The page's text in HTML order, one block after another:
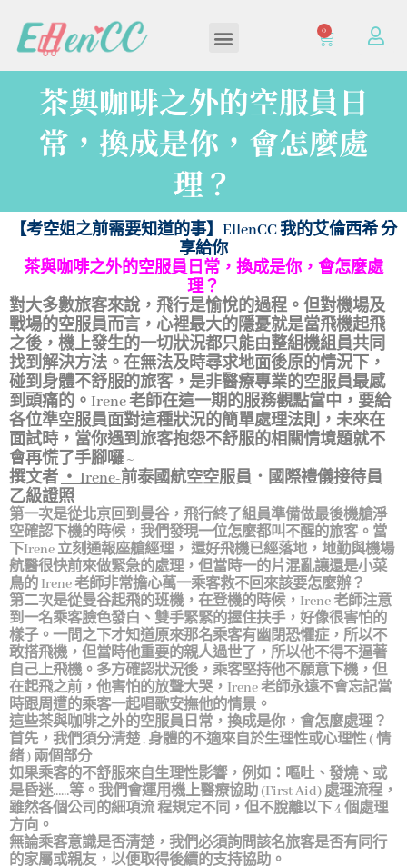
0
茶與咖啡之外的空服員日
常，換成是你，會怎麼處
理？
【考空姐之前需要知道的事】 EllenCC我的艾倫西希 分
享給你
茶與咖啡之外的空服員日常，換成是你，會怎麼處
理？
對大多數旅客來說，飛行是愉悅的過程。但對機場及
戰場的空服員而言，心裡最大的隱憂就是當飛機起飛
之後，機上發生的一切狀況都只能由整組機組員共同
找到解決方法。在無法及時尋求地面後原的情況下，
碰到身體不舒服的旅客，是非醫療專業的空服員最感
到頭痛的。Irene 老師在這一期的服務觀點當中，要給
各位準空服員面對這種狀況的簡單處理法則，未來在
面試時，當你遇到旅客抱怨不舒服的相關情境題就不
會再慌了手腳囉 ~
撰文者 ‧ Irene-前泰國航空空服員．國際禮儀接待員
乙級證照
第一次是從北京回到曼谷，飛行終了組員準備做最後機艙淨
空確認下機的時候，我們發現一位怎麼都叫不醒的旅客。當
下Irene 立刻通報座艙經理， 還好飛機已經落地，地勤與機場
航醫很快前來做緊急的處理，但當時一的片混亂讓還是小菜
鳥的 Irene 老師非常擔心萬一乘客救不回來該要怎麼辦？
第二次是從曼谷起飛的班機，在登機的時候，Irene 老師注意
到一名乘客臉色發白、雙手緊緊的握住扶手，好像很害怕的
樣子。一問之下才知道原來那名乘客有幽閉恐懼症，所以不
敢搭飛機，但當時他重要的親人過世了，所以他不得不逼著
自己上飛機。多方確認狀況後，乘客堅持他不願意下機，但
在起飛之前，他害怕的放聲大哭，Irene 老師永遠不會忘記當
時跟周遭的乘客一起唱歌安撫他的情景。
這些茶與咖啡之外的空服員日常，換成是你，會怎麼處理？
首先，我們須分清楚 , 身體的不適來自於生理性或心理性 ( 情
緒 ) 兩個部分
如果乘客的不舒服來自生理性影響，例如：嘔吐、發燒、或
是昏迷……等。我們會運用機上醫療協助 (First Aid) 處理流程，
雖然各個公司的細項流 程規定不同，但不脫離以下 4 個處理
方向。
無論乘客意識是否清楚，我們必須詢問該名旅客是否有同行
的家屬或親友，以便取得後續的支持協助。